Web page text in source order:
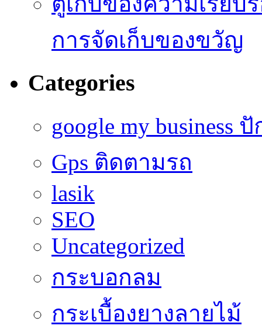
การจัดเก็บของขวัญ
Categories
google my business
Gps ติดตามรถ
lasik
SEO
Uncategorized
กระบอกลม
กระเบื้องยางลายไม้